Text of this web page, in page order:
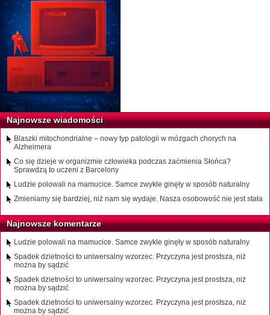
Najnowsze wiadomości
Blaszki mitochondrialne – nowy typ patologii w mózgach chorych na
Alzheimera
Co się dzieje w organizmie człowieka podczas zaćmienia Słońca?
Sprawdzą to uczeni z Barcelony
Ludzie polowali na mamucice. Samce zwykle ginęły w sposób naturalny
Zmieniamy się bardziej, niż nam się wydaje. Nasza osobowość nie jest stała
Najnowsze komentarze
Ludzie polowali na mamucice. Samce zwykle ginęły w sposób naturalny
Spadek dzietności to uniwersalny wzorzec. Przyczyna jest prostsza, niż
można by sądzić
Spadek dzietności to uniwersalny wzorzec. Przyczyna jest prostsza, niż
można by sądzić
Spadek dzietności to uniwersalny wzorzec. Przyczyna jest prostsza, niż
można by sądzić